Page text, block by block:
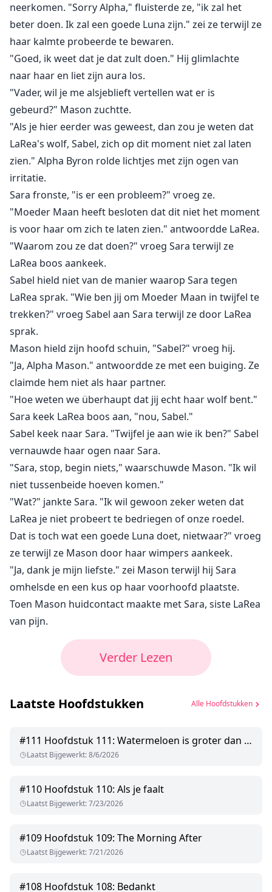
neerkomen. "Sorry Alpha," fluisterde ze, "ik zal het
beter doen. Ik zal een goede Luna zijn." zei ze terwijl ze
haar kalmte probeerde te bewaren.
"Goed, ik weet dat je dat zult doen." Hij glimlachte
naar haar en liet zijn aura los.
"Vader, wil je me alsjeblieft vertellen wat er is
gebeurd?" Mason zuchtte.
"Als je hier eerder was geweest, dan zou je weten dat
LaRea's wolf, Sabel, zich op dit moment niet zal laten
zien." Alpha Byron rolde lichtjes met zijn ogen van
irritatie.
Sara fronste, "is er een probleem?" vroeg ze.
"Moeder Maan heeft besloten dat dit niet het moment
is voor haar om zich te laten zien." antwoordde LaRea.
"Waarom zou ze dat doen?" vroeg Sara terwijl ze
LaRea boos aankeek.
Sabel hield niet van de manier waarop Sara tegen
LaRea sprak. "Wie ben jij om Moeder Maan in twijfel te
trekken?" vroeg Sabel aan Sara terwijl ze door LaRea
sprak.
Mason hield zijn hoofd schuin, "Sabel?" vroeg hij.
"Ja, Alpha Mason." antwoordde ze met een buiging. Ze
claimde hem niet als haar partner.
"Hoe weten we überhaupt dat jij echt haar wolf bent."
Sara keek LaRea boos aan, "nou, Sabel."
Sabel keek naar Sara. "Twijfel je aan wie ik ben?" Sabel
vernauwde haar ogen naar Sara.
"Sara, stop, begin niets," waarschuwde Mason. "Ik wil
niet tussenbeide hoeven komen."
"Wat?" jankte Sara. "Ik wil gewoon zeker weten dat
LaRea je niet probeert te bedriegen of onze roedel.
Dat is toch wat een goede Luna doet, nietwaar?" vroeg
ze terwijl ze Mason door haar wimpers aankeek.
"Ja, dank je mijn liefste." zei Mason terwijl hij Sara
omhelsde en een kus op haar voorhoofd plaatste.
Toen Mason huidcontact maakte met Sara, siste LaRea
van pijn.
Verder Lezen
Laatste Hoofdstukken Alle Hoofdstukken
#111 Hoofdstuk 111: Watermeloen is groter dan een citroen
Laatst Bijgewerkt:8/6/2026
#110 Hoofdstuk 110: Als je faalt
Laatst Bijgewerkt:7/23/2026
#109 Hoofdstuk 109: The Morning After
Laatst Bijgewerkt:7/21/2026
#108 Hoofdstuk 108: Bedankt